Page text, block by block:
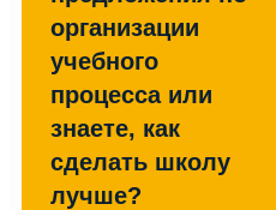
организации
учебного
процесса или
знаете, как
сделать школу
лучше?